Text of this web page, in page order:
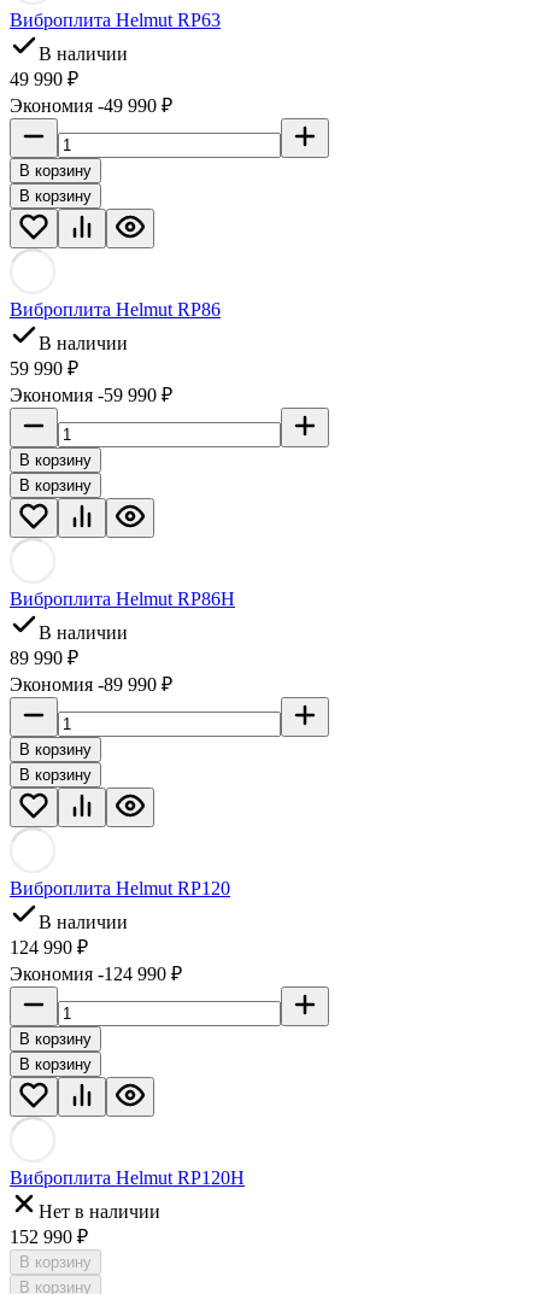
Виброплита Helmut RP63
В наличии
49 990 ₽
Экономия -49 990 ₽
В корзину
В корзину
Виброплита Helmut RP86
В наличии
59 990 ₽
Экономия -59 990 ₽
В корзину
В корзину
Виброплита Helmut RP86H
В наличии
89 990 ₽
Экономия -89 990 ₽
В корзину
В корзину
Виброплита Helmut RP120
В наличии
124 990 ₽
Экономия -124 990 ₽
В корзину
В корзину
Виброплита Helmut RP120H
Нет в наличии
152 990 ₽
В корзину
В корзину